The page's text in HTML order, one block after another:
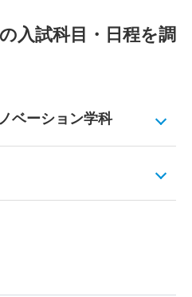
入試科目・日程を調
ベーション学科